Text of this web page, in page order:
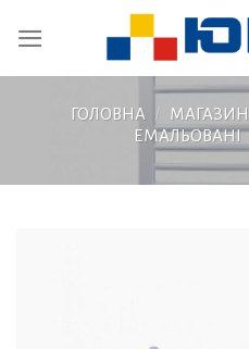
ГОЛОВНА / МАГАЗИН
ЕМАЛЬОВАНІ